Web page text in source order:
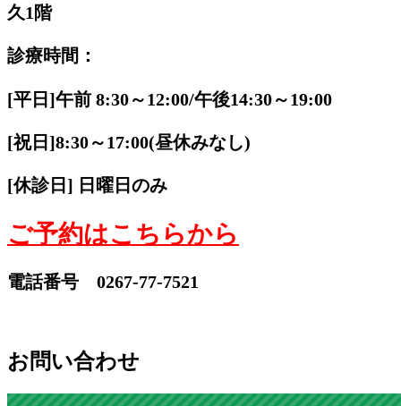
久1階
診療時間：
[平日]午前 8:30～12:00/午後14:30～19:00
[祝日]8:30～17:00(昼休みなし)
[休診日] 日曜日のみ
ご予約はこちらから
電話番号 0267-77-7521
お問い合わせ